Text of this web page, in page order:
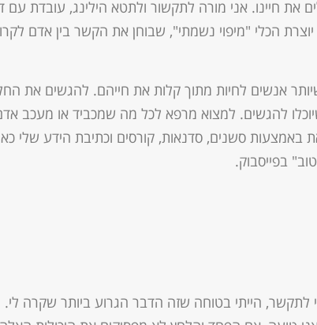
את חיינו. אני מורה לתקשור ולתטא הילינג, עובדת עם
הכלי "מיפוי נשמתי", שבוחן את הקשר בין אדם
אנשים לחיות מתוך קלות את חייהם. להגשים את
להגשים. למצוא מרפא לכל מה שמכביד או מעכב
באמצעות סשנים, סדנאות, קורסים וכתיבת הידע שלי
בפייסבוק.
לתקשר, הייתי בטוחה שזה הדבר הגרוע ביותר שקרה לי.